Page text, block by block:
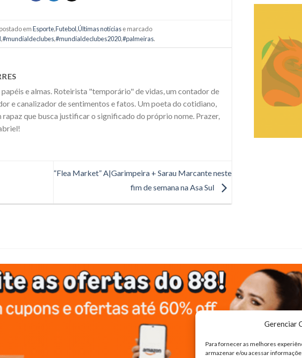
Gerenciar
Para fornecer as melhores
armazenar e/ou acessar
emEsporte,Futebol,Últimas notíciase marcado
,#mundialdeclubes,#mundialdeclubes2020,#palmeiras.
e almas. Roteirista "temporário" de vidas, um contador de
e canalizador de sentimentos e fatos. Um poeta do cotidiano,
rapaz que busca justificar o significado do próprio nome. Prazer,
“Flea Market” A|Garimpeira + Sarau Marcante neste
fim de semana na Asa Sul